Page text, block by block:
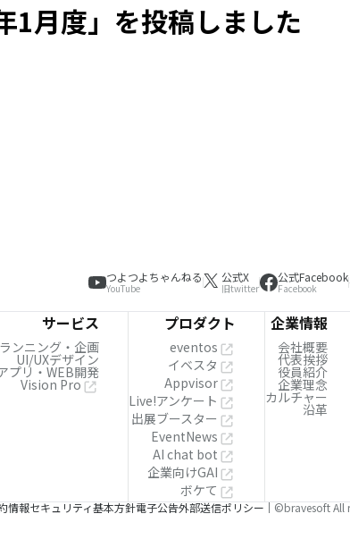
月度」を投稿しました
つよつよちゃんねる
YouTube
公式X
旧twitter
公式Facebook
Facebook
サービス
ンニング・企画
UI/UXデザイン
プリ・WEB開発
Vision Pro
プロダクト
eventos
イベスタ
Appvisor
Live!アンケート
出展ブースター
EventNews
AI chat bot
企業向けGAI
ボケて
企業情報
会社概要
代表挨拶
役員紹介
企業理念
カルチャー
沿革
情報セキュリティ基本方針電子公告外部送信ポリシー ©bravesoft All